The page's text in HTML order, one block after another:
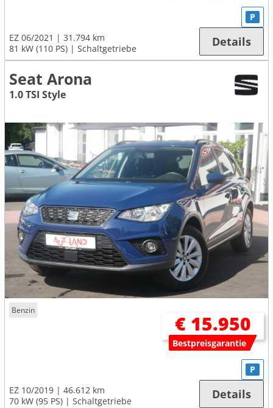
EZ 06/2021
31.794 km
81 kW (110 PS)
Schaltgetriebe
P
Details
Seat Arona
1.0 TSI Style
Benzin
€ 15.950
Bestpreisgarantie
EZ 10/2019
46.612 km
70 kW (95 PS)
Schaltgetriebe
P
Details